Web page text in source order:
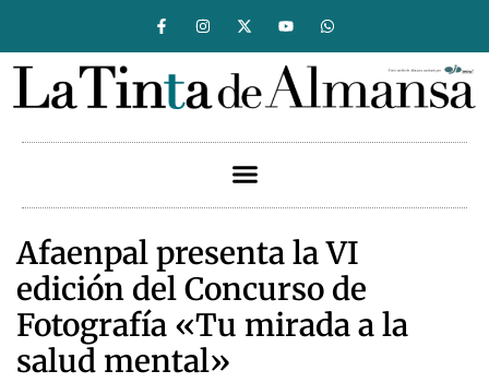
Afaenpal presenta la VI
edición del Concurso de
Fotografía «Tu mirada a la
salud mental»